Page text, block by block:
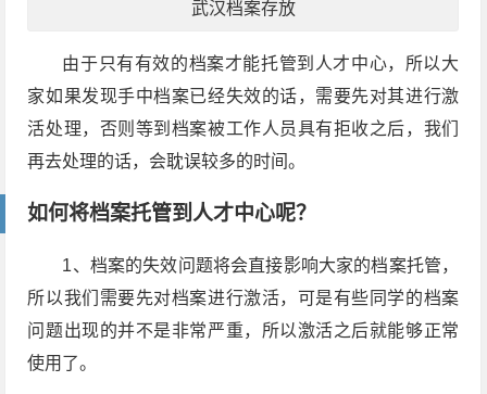
武汉档案存放
由于只有有效的档案才能托管到人才中心，所以大
家如果发现手中档案已经失效的话，需要先对其进行激
活处理，否则等到档案被工作人员具有拒收之后，我们
再去处理的话，会耽误较多的时间。
如何将档案托管到人才中心呢？
1、档案的失效问题将会直接影响大家的档案托管，
所以我们需要先对档案进行激活，可是有些同学的档案
问题出现的并不是非常严重，所以激活之后就能够正常
使用了。